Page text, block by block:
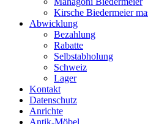
Kirsche Biedermeier
Abwicklung
Bezahlung
Rabatte
Selbstabholung
Schweiz
Lager
Kontakt
Datenschutz
Anrichte
Antik-Möbel